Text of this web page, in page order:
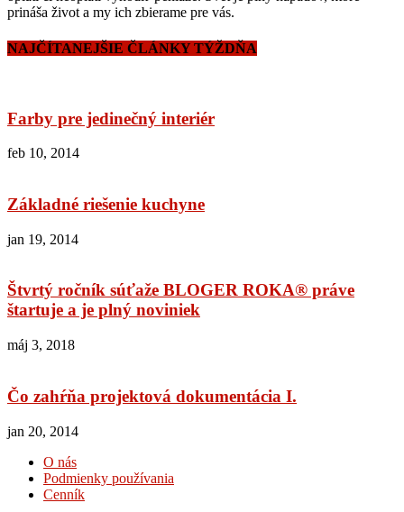
prináša život a my ich zbierame pre vás.
NAJČÍTANEJŠIE ČLÁNKY TÝŽDŇA
Farby pre jedinečný interiér
feb 10, 2014
Základné riešenie kuchyne
jan 19, 2014
Štvrtý ročník súťaže BLOGER ROKA® práve
štartuje a je plný noviniek
máj 3, 2018
Čo zahŕňa projektová dokumentácia I.
jan 20, 2014
O nás
Podmienky používania
Cenník